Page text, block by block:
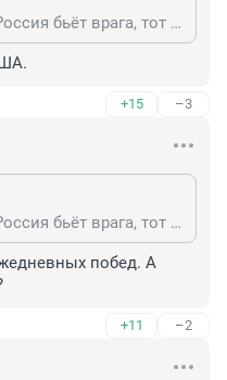
Да ничего не случилось. Россия бьёт врага, тот проигрывает, истерит и пытается огрызаться на гражданских
+15 –3
Да ничего не случилось. Россия бьёт врага, тот проигрывает, истерит и пытается огрызаться на гражданских
побед. А
+11 –2